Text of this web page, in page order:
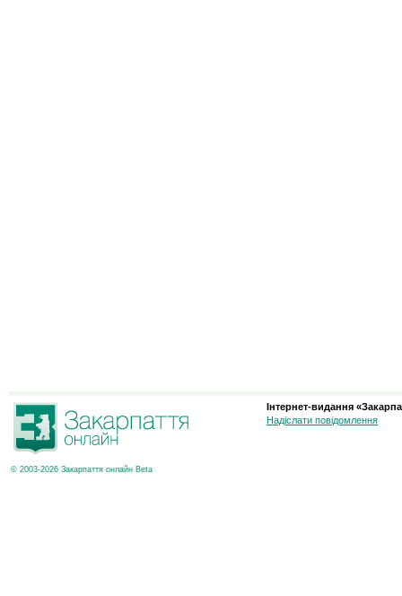
© 2003-2026 Закарпаття онлайн Beta
Інтернет-видання
Надіслати повідомлення